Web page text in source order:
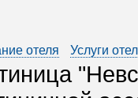
отеля Услуги